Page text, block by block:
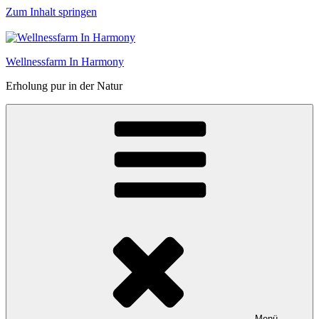
Zum Inhalt springen
Wellnessfarm In Harmony
Erholung pur in der Natur